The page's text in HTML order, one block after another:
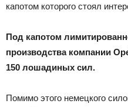
капотом которого стоял
Под капотом
производства компании
150 лошадиных сил.
Помимо этого немецкого